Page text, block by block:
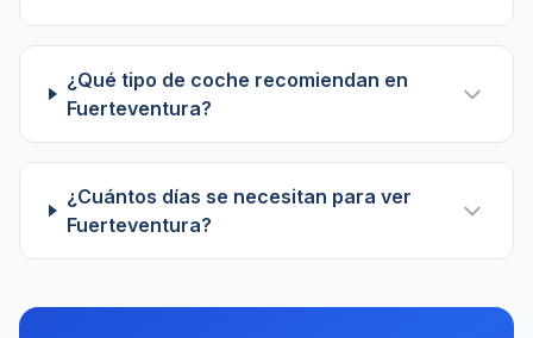
¿Qué tipo de coche recomiendan en
Fuerteventura?
¿Cuántos días se necesitan para ver
Fuerteventura?